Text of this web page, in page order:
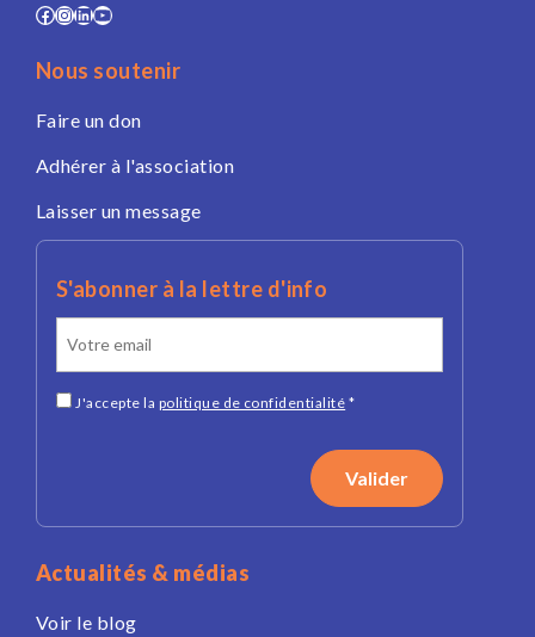
Facebook
Instagram
LinkedIn
YouTube
Nous soutenir
Faire un don
Adhérer à l'association
Laisser un message
S'abonner à la lettre d'info
J'accepte la politique de confidentialité *
Actualités & médias
Voir le blog